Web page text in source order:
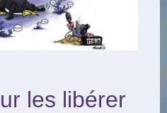
les libérer